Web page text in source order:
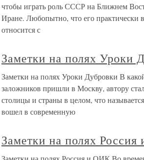
чтобы играть роль СССР на Ближнем
Иране. Любопытно, что его практически
относится с
Заметки на полях Уроки
Заметки на полях Уроки Дубровки В
заложников пришли в Москву, автору
столицы и страны в целом, что
вошел в современную
Заметки на полях